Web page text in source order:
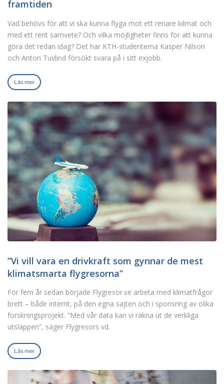
framtiden
Vad behövs för att vi ska kunna flyga mot ett renare kilmat och
med ett rent samvete? Och vilka möjligheter finns för att kunna
göra det redan idag? Det har KTH-studenterna Kasper Nilson
och Anton Tuvlind försökt svara på i sitt exjobb.
Läs mer
”Vi vill vara en drivkraft som gynnar de mest
klimatsmarta flygresorna”
För fem år sedan började Flygresor.se arbeta med klimatfrågor
brett – både internt, på den egna sajten och i sponsring av olika
forskningsprojekt. ”Med vår data kan vi räkna ut de verkliga
utsläppen”, säger Flygresors vd.
Läs mer